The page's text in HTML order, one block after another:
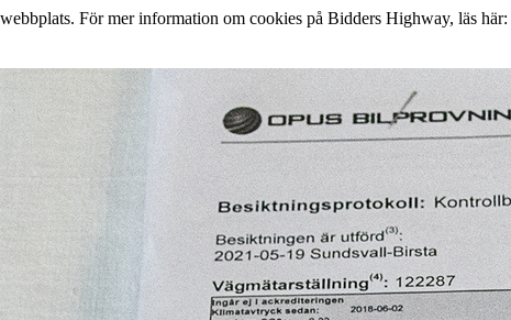
För mer information om cookies på Bidders Highway, läs här: